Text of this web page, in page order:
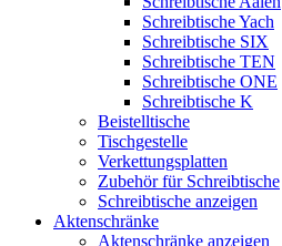
Schreibtische Yach
Schreibtische SIX
Schreibtische TEN
Schreibtische ONE
Schreibtische K
Beistelltische
Tischgestelle
Verkettungsplatten
Zubehör für Schreibtische
Schreibtische anzeigen
Aktenschränke
Aktenschränke anzeigen